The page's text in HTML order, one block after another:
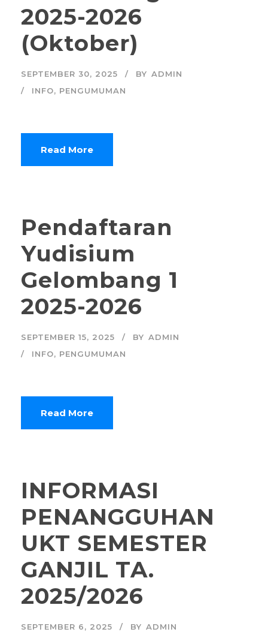
2025-2026
(Oktober)
SEPTEMBER 30, 2025 BY ADMIN
INFO, PENGUMUMAN
Read More
Pendaftaran
Yudisium
Gelombang 1
2025-2026
SEPTEMBER 15, 2025 BY ADMIN
INFO, PENGUMUMAN
Read More
INFORMASI
PENANGGUHAN
UKT SEMESTER
GANJIL TA.
2025/2026
SEPTEMBER 6, 2025 BY ADMIN